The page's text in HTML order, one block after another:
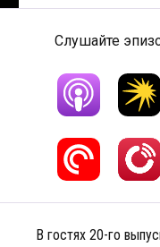
Слушайте
В гостях 20-го